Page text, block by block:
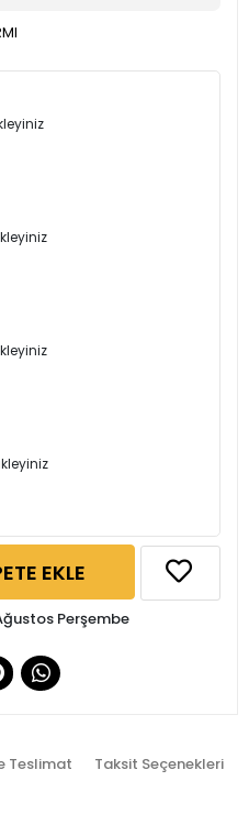
SEPETE EKLE
Perşembe
Teslimat Taksit Seçenekleri